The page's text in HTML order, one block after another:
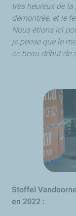
très heureux de
démontrée, et le
Nous étions ici
je pense que le
ce beau début de
Stoffel
en 2022 :